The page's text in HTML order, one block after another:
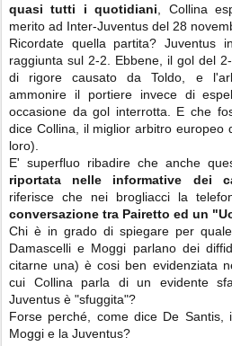
quasi tutti i quotidiani , Collina
merito ad Inter-Juventus del 28
Ricordate quella partita? Juventus
raggiunta sul 2-2. Ebbene, il gol del
di rigore causato da Toldo, e
ammonire il portiere invece di
occasione da gol interrotta. E che
dice Collina, il miglior arbitro europeo
loro).
E' superfluo ribadire che anche
riportata nelle informative dei
riferisce che nei brogliacci la
conversazione tra Pairetto ed un
Chi è in grado di spiegare per
Damascelli e Moggi parlano dei
citarne una) è cosi ben evidenziata
cui Collina parla di un evidente
Juventus è "sfuggita"?
Forse perché, come dice De
Moggi e la Juventus?